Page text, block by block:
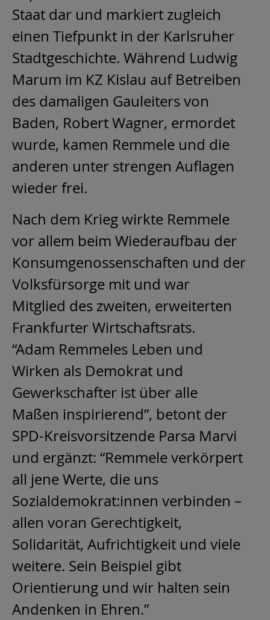
Staat dar und markiert zugleich
einen Tiefpunkt in der Karlsruher
Stadtgeschichte. Während Ludwig
Marum im KZ Kislau auf Betreiben
des damaligen Gauleiters von
Baden, Robert Wagner, ermordet
wurde, kamen Remmele und die
anderen unter strengen Auflagen
wieder frei.
Nach dem Krieg wirkte Remmele
vor allem beim Wiederaufbau der
Konsumgenossenschaften und der
Volksfürsorge mit und war
Mitglied des zweiten, erweiterten
Frankfurter Wirtschaftsrats.
“Adam Remmeles Leben und
Wirken als Demokrat und
Gewerkschafter ist über alle
Maßen inspirierend”, betont der
SPD-Kreisvorsitzende Parsa Marvi
und ergänzt: “Remmele verkörpert
all jene Werte, die uns
Sozialdemokrat:innen verbinden –
allen voran Gerechtigkeit,
Solidarität, Aufrichtigkeit und viele
weitere. Sein Beispiel gibt
Orientierung und wir halten sein
Andenken in Ehren.”